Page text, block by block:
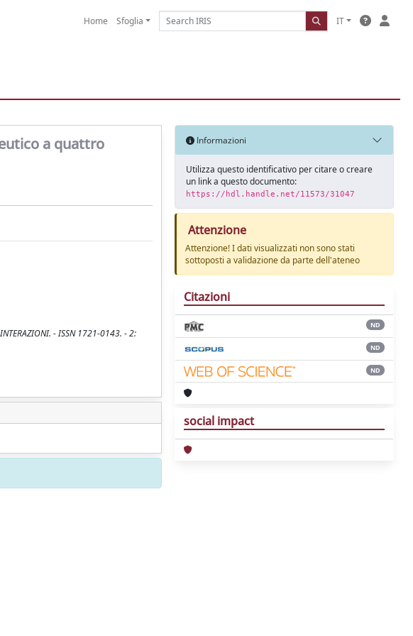
Home Sfoglia IT
a quattro
- ISSN 1721-0143. - 2:
Informazioni
Utilizza questo identificativo per citare o creare
un link a questo documento:
https://hdl.handle.net/11573/31047
Attenzione
Attenzione! I dati visualizzati non sono stati
sottoposti a validazione da parte dell'ateneo
Citazioni
ND
ND
ND
social impact